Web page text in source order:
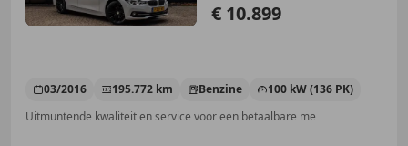
€ 10.899
03/2016 195.772 km Benzine
100 kW (136 PK)
Uitmuntende kwaliteit en service voor een betaalbare me